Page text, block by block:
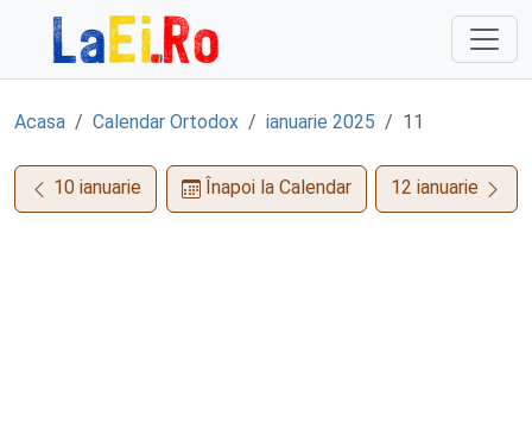
Sari la continut
Acasa Calendar Ortodox ianuarie 2025 11
10 ianuarie Înapoi la Calendar 12 ianuarie